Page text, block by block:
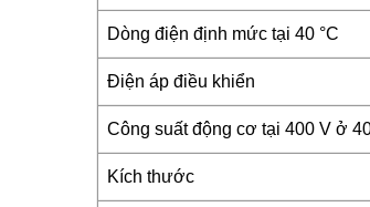
Dòng điện định mức tại 40 °C
Điện áp điều khiển
Công suất động cơ tại 400 V ở
Kích thước